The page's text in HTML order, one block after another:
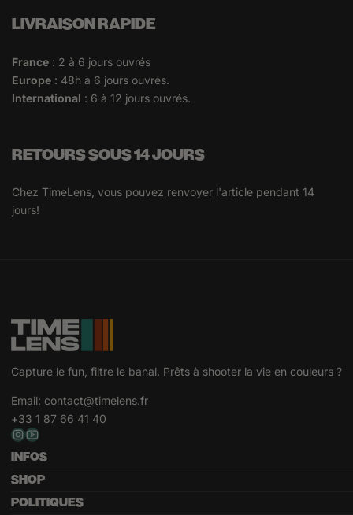
LIVRAISON RAPIDE
France : 2 à 6 jours ouvrés
Europe : 48h à 6 jours ouvrés.
International : 6 à 12 jours ouvrés.
RETOURS SOUS 14 JOURS
Chez TimeLens, vous pouvez renvoyer l'article pendant 14
jours!
Capture le fun, filtre le banal. Prêts à shooter la vie en couleurs ?
Email: contact@timelens.fr
+33 1 87 66 41 40
INFOS
SHOP
POLITIQUES